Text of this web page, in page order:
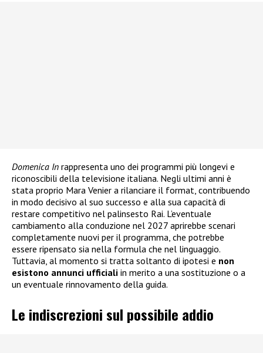
Domenica In rappresenta uno dei programmi più longevi e
riconoscibili della televisione italiana. Negli ultimi anni è
stata proprio Mara Venier a rilanciare il format, contribuendo
in modo decisivo al suo successo e alla sua capacità di
restare competitivo nel palinsesto Rai. L’eventuale
cambiamento alla conduzione nel 2027 aprirebbe scenari
completamente nuovi per il programma, che potrebbe
essere ripensato sia nella formula che nel linguaggio.
Tuttavia, al momento si tratta soltanto di ipotesi e non
esistono annunci ufficiali in merito a una sostituzione o a
un eventuale rinnovamento della guida.
Le indiscrezioni sul possibile addio